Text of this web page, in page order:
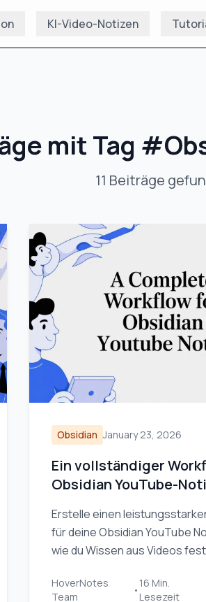
KI-Video-Notizen
mit Tag #
11 Beiträge
Obsidian January 23, 2026
Ein vollständiger
Obsidian YouTube-
Erstelle einen
für deine Obsidian YouTube
wie du Wissen aus Videos
wirklich merkst, was du
HoverNotes
Team
•
16 Min.
Lesezeit